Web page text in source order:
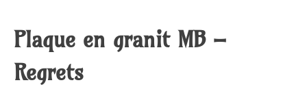
Plaque en granit MB –
Regrets